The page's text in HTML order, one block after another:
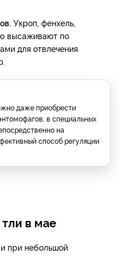
Укроп, фенхель,
высаживают по
для отвлечения
даже приобрести
в специальных
на
способ регуляции
в мае
при небольшой